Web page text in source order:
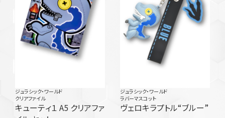
ジュラシック・ワールド
クリアファイル
キューティ１ A5 クリアファ
ジュラシック・ワールド
ラバーマスコット
ヴェロキラプトル“ブルー”